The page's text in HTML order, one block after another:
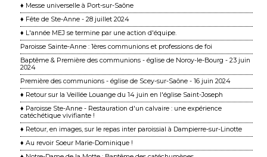
♦ Messe universelle à Port-sur-Saône
♦ Fête de Ste-Anne - 28 juillet 2024
♦ L'année MEJ se termine par une action d'équipe.
Paroisse Sainte-Anne : 1ères communions et professions de foi
Baptême & Première des communions - église de Noroy-le-Bourg - 23 juin
2024
Première des communions - église de Scey-sur-Saône - 16 juin 2024
♦ Retour sur la Veillée Louange du 14 juin en l'église Saint-Joseph
♦ Paroisse Ste-Anne - Restauration d'un calvaire : une expérience
catéchétique vivifiante !
♦ Retour, en images, sur le repas inter paroissial à Dampierre-sur-Linotte
♦ Au revoir Soeur Marie-Dominique !